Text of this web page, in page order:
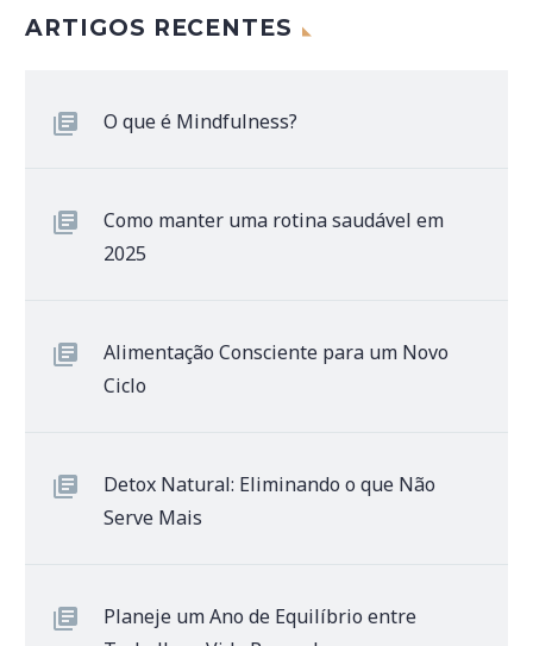
ARTIGOS RECENTES
O que é Mindfulness?
Como manter uma rotina saudável em
2025
Alimentação Consciente para um Novo
Ciclo
Detox Natural: Eliminando o que Não
Serve Mais
Planeje um Ano de Equilíbrio entre